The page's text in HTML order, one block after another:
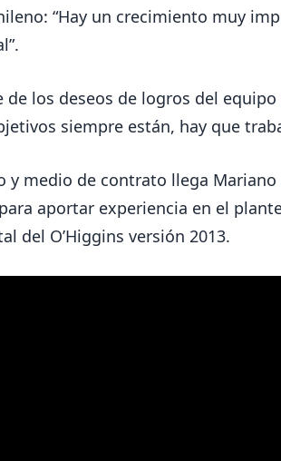
“Hay un crecimiento muy
de los deseos de logros del
siempre están, hay que
y medio de contrato llega
aportar experiencia en el
del O’Higgins versión 2013.